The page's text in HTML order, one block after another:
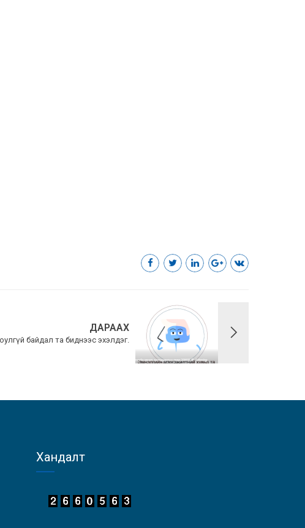
ДАРААХ
байдал та биднээс эхэлдэг.
Хандалт